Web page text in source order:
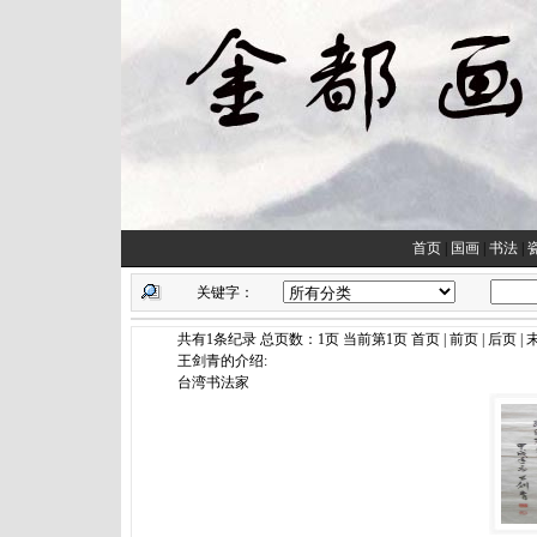
首页| 国画| 书法|
关键字：
共有1条纪录 总页数：1页 当前第1页 首页 | 前页 | 后页 |
王剑青的介绍:
台湾书法家